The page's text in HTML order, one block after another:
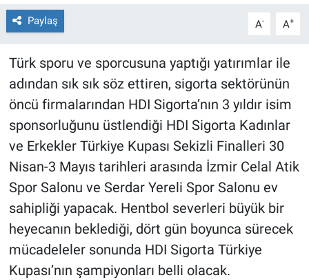
Paylaş A- A+
Türk sporu ve sporcusuna yaptığı yatırımlar ile
adından sık sık söz ettiren, sigorta sektörünün
öncü firmalarından HDI Sigorta’nın 3 yıldır isim
sponsorluğunu üstlendiği HDI Sigorta Kadınlar
ve Erkekler Türkiye Kupası Sekizli Finalleri 30
Nisan-3 Mayıs tarihleri arasında İzmir Celal Atik
Spor Salonu ve Serdar Yereli Spor Salonu ev
sahipliği yapacak. Hentbol severleri büyük bir
heyecanın beklediği, dört gün boyunca sürecek
mücadeleler sonunda HDI Sigorta Türkiye
Kupası’nın şampiyonları belli olacak.